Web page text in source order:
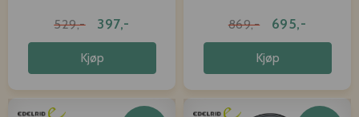
529,- 397,-
Kjøp
869,- 695,-
Kjøp